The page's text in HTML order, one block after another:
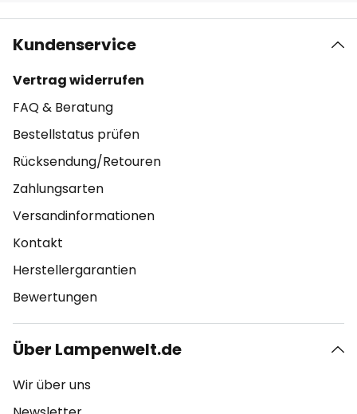
Kundenservice
Vertrag widerrufen
FAQ & Beratung
Bestellstatus prüfen
Rücksendung/Retouren
Zahlungsarten
Versandinformationen
Kontakt
Herstellergarantien
Bewertungen
Über Lampenwelt.de
Wir über uns